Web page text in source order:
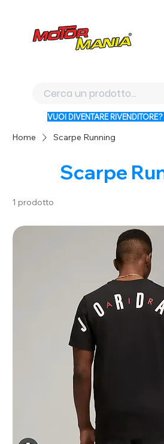
VUOI DIVENTARE
Home Scarpe Running
Scarpe
1 prodotto